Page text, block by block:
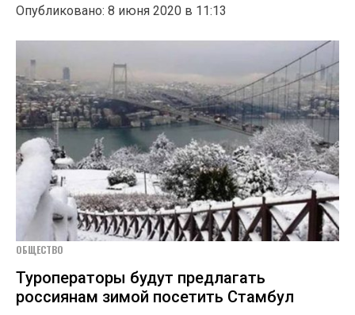
Опубликовано: 8 июня 2020 в 11:13
ОБЩЕСТВО
Туроператоры будут предлагать
россиянам зимой посетить Стамбул